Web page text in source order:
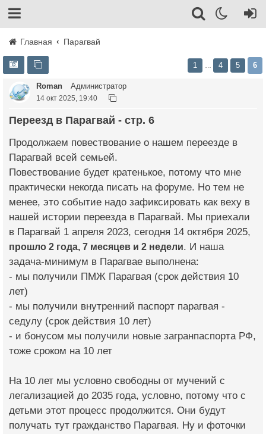
Главная Парагвай
1 4 5 6
Roman Администратор
14 окт 2025, 19:40
Переезд в Парагвай - стр. 6
Продолжаем повествование о нашем переезде в
Парагвай всей семьей.
Повествование будет кратенькое, потому что мне
практически некогда писать на форуме. Но тем не
менее, это событие надо зафиксировать как веху в
нашей истории переезда в Парагвай. Мы приехали
в Парагвай 1 апреля 2023, сегодня 14 октября 2025,
прошло 2 года, 7 месяцев и 2 недели. И наша
задача-минимум в Парагвае выполнена:
- мы получили ПМЖ Парагвая (срок действия 10
лет)
- мы получили внутренний паспорт парагвая -
седулу (срок действия 10 лет)
- и бонусом мы получили новые загранпаспорта РФ,
тоже сроком на 10 лет
На 10 лет мы условно свободны от мучений с
легализацией до 2035 года, условно, потому что с
детьми этот процесс продолжится. Они будут
получать тут гражданство Парагвая. Ну и фоточки